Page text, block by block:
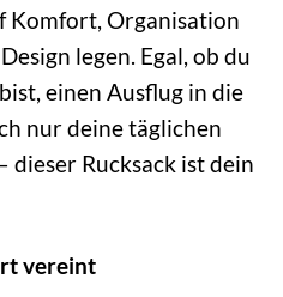
Komfort, Organisation
legen. Egal, ob du
einen Ausflug in die
nur deine täglichen
dieser Rucksack ist dein
vereint